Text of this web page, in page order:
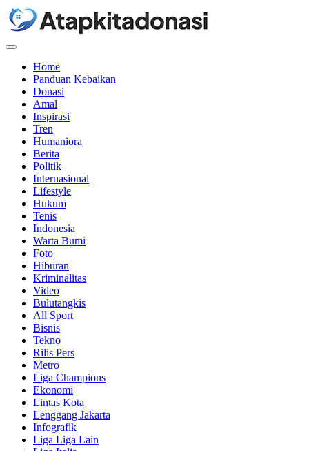
Menu
Home
Panduan Kebaikan
Donasi
Amal
Inspirasi
Tren
Humaniora
Berita
Politik
Internasional
Lifestyle
Hukum
Tenis
Indonesia
Warta Bumi
Foto
Hiburan
Kriminalitas
Video
Bulutangkis
All Sport
Bisnis
Tekno
Rilis Pers
Metro
Liga Champions
Ekonomi
Lintas Kota
Lenggang Jakarta
Infografik
Liga Liga Lain